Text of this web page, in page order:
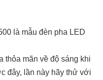
là mẫu đèn pha LED
thỏa mãn về độ sáng khi
đây, lần này hãy thử với